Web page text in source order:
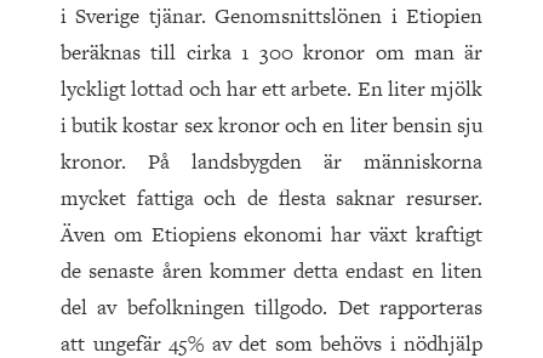
i Sverige tjänar. Genomsnittslönen i Etiopien
beräknas till cirka 1 300 kronor om man är
lyckligt lottad och har ett arbete. En liter mjölk
i butik kostar sex kronor och en liter bensin sju
kronor. På landsbygden är människorna
mycket fattiga och de flesta saknar resurser.
Även om Etiopiens ekonomi har växt kraftigt
de senaste åren kommer detta endast en liten
del av befolkningen tillgodo. Det rapporteras
att ungefär 45% av det som behövs i nödhjälp